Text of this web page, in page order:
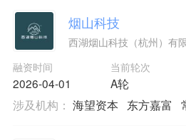
烟山科技
西湖烟山科技（杭州）有
融资时间
2026-04-01
当前轮次
A轮
涉及机构： 海望资本 东方嘉富